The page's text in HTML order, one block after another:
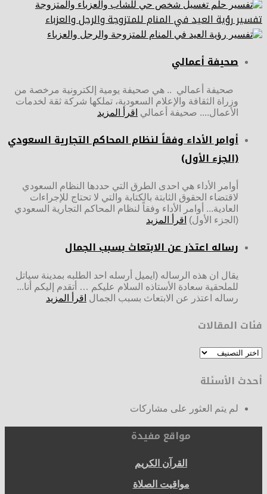
تفسير رؤية العيد في المنام للمتزوجة والرجل والعزباء
صحيفة أعمالي
صحيفة أعمالي .. هي صحيفة يومية إلكترونية مرخصة من
وزراة الثقافة والإعلام السعودية، تملكها شركة ثقة لخدمات
الأعمال.... صحيفة أعمالي اقرأ المزيد
أوامر الأداء وفقاً لنظام المحاكم التجارية السعودي
(الجزء الأول)
أوامر الأداء هي احدى الطرق التي حددها النظام السعودي
لاقتضاء الحقوق الثابتة بالكتابة والتي لا تحتاج للإجراءات
العادية... أوامر الأداء وفقاً لنظام المحاكم التجارية السعودي
(الجزء الأول) اقرأ المزيد
رساله اعتذر عن الابتعاث بسبب الجمال
يقال ان هذه الرساله (ايميل أرسله احد الطلبه بمدينة سياتل
للملحقية سعادة الأستاذه السلام عليكم … أتقدم إليكم أنا...
رساله اعتذر عن الابتعاث بسبب الجمال اقرأ المزيد
فئات المقالات
فئات
أحدث الأسئلة
لم يتم العثور على مشاركات
مواقع مفيدة
القرآن الكريم
مواقيت الصلاة